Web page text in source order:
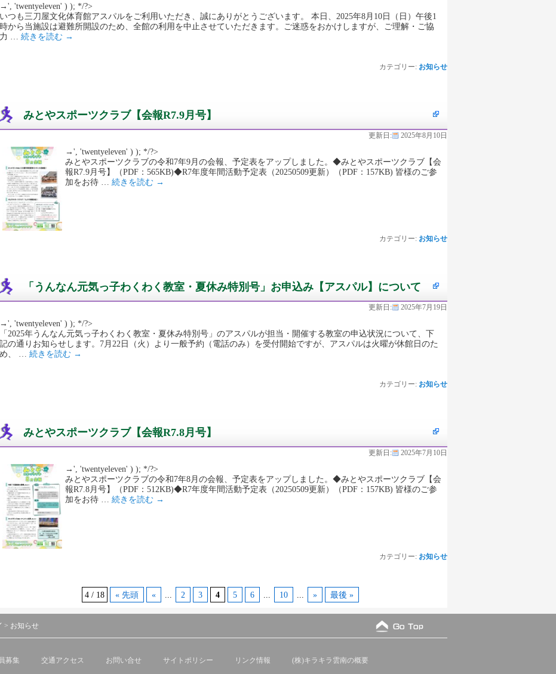
→', 'twentyeleven' ) ); */?>
いつも三刀屋文化体育館アスパルをご利用いただき、誠にありがとうございます。 本日、2025年8月10日（日）午後1
時から当施設は避難所開設のため、全館の利用を中止させていただきます。ご迷惑をおかけしますが、ご理解・ご協
力 … 続きを読む →
カテゴリー: お知らせ
みとやスポーツクラブ【会報R7.9月号】
更新日: 2025年8月10日
→', 'twentyeleven' ) ); */?>
みとやスポーツクラブの令和7年9月の会報、予定表をアップしました。◆みとやスポーツクラブ【会
報R7.9月号】（PDF：565KB)◆R7年度年間活動予定表（20250509更新）（PDF：157KB) 皆様のご参
加をお待 … 続きを読む →
カテゴリー: お知らせ
「うんなん元気っ子わくわく教室・夏休み特別号」お申込み【アスパル】について
更新日: 2025年7月19日
→', 'twentyeleven' ) ); */?>
「2025年うんなん元気っ子わくわく教室・夏休み特別号」のアスパルが担当・開催する教室の申込状況について、下
記の通りお知らせします。7月22日（火）より一般予約（電話のみ）を受付開始ですが、アスパルは火曜が休館日のた
め、 … 続きを読む →
カテゴリー: お知らせ
みとやスポーツクラブ【会報R7.8月号】
更新日: 2025年7月10日
→', 'twentyeleven' ) ); */?>
みとやスポーツクラブの令和7年8月の会報、予定表をアップしました。◆みとやスポーツクラブ【会
報R7.8月号】（PDF：512KB)◆R7年度年間活動予定表（20250509更新）（PDF：157KB) 皆様のご参
加をお待 … 続きを読む →
カテゴリー: お知らせ
4 / 18 « 先頭 « 2 3 4 5 6 10 » 最後 »
> お知らせ
募集 交通アクセス お問い合せ サイトポリシー リンク情報 (株)キラキラ雲南の概要